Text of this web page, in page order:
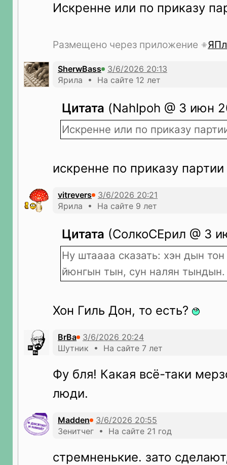
Искренне или по приказу
Размещено через приложение
SherwBass
Ярила • На сайте 12 лет
Цитата (NahIpoh @ 3 июн
Искренне или по приказу
искренне по приказу партии
vitrevers
Ярила • На сайте 9 лет
Цитата (СолкоСЕрил @ 3
Ну штаааа сказать: хэн дын
йюнгын тын, сун налян тындын.
Хон Гиль Дон, то есть?
BrBa
Шутник • На сайте 7 лет
Фу бля! Какая всё-таки
люди.
Madden
Зенитчег • На сайте 21 год
стремненькие. зато